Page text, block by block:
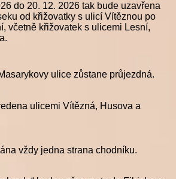
do 20. 12. 2026 tak bude uzavřena
od křižovatky s ulicí Vítěznou po
včetně křižovatek s ulicemi Lesní,
ulice zůstane průjezdná.
ulicemi Vítězná, Husova a
vždy jedna strana chodníku.